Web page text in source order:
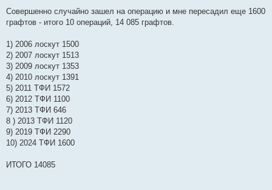
е
и
Совершенно случайно зашел на операцию и мне пересадил еще 1600
графтов - итого 10 операций, 14 085 графтов.
1) 2006 лоскут 1500
2) 2007 лоскут 1513
3) 2009 лоскут 1353
4) 2010 лоскут 1391
5) 2011 ТФИ 1572
6) 2012 ТФИ 1100
7) 2013 ТФИ 646
8 ) 2013 ТФИ 1120
9) 2019 ТФИ 2290
10) 2024 ТФИ 1600
ИТОГО 14085